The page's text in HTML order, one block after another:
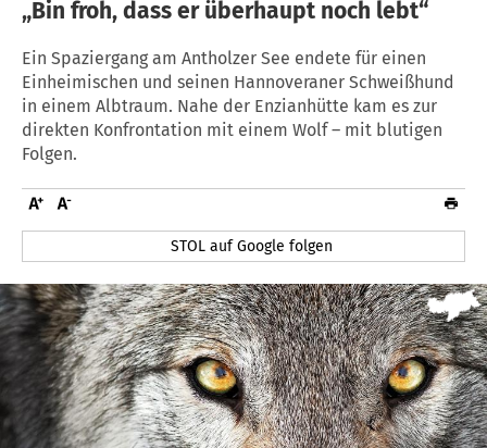
„Bin froh, dass er überhaupt noch lebt“
Ein Spaziergang am Antholzer See endete für einen
Einheimischen und seinen Hannoveraner Schweißhund
in einem Albtraum. Nahe der Enzianhütte kam es zur
direkten Konfrontation mit einem Wolf – mit blutigen
Folgen.
STOL auf Google folgen